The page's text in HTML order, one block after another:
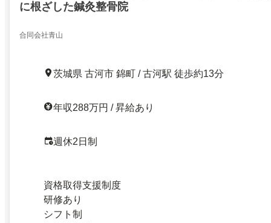
に根ざした鍼灸整骨院
合同会社青山
茨城県 古河市 錦町 / 古河駅 徒歩約13分
年収288万円 / 昇給あり
週休2日制
資格取得支援制度
研修あり
シフト制